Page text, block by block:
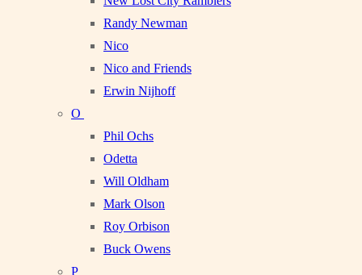
Randy Newman
Nico
Nico and Friends
Erwin Nijhoff
O
Phil Ochs
Odetta
Will Oldham
Mark Olson
Roy Orbison
Buck Owens
P